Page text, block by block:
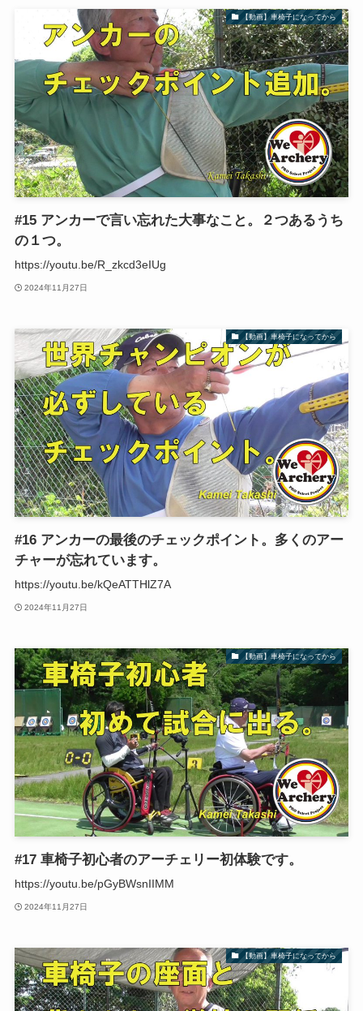
【動画】車椅子になってから
#15 アンカーで言い忘れた大事なこと。２つあるうち
の１つ。
https://youtu.be/R_zkcd3eIUg
2024年11月27日
【動画】車椅子になってから
#16 アンカーの最後のチェックポイント。多くのアー
チャーが忘れています。
https://youtu.be/kQeATTHlZ7A
2024年11月27日
【動画】車椅子になってから
#17 車椅子初心者のアーチェリー初体験です。
https://youtu.be/pGyBWsnIIMM
2024年11月27日
【動画】車椅子になってから